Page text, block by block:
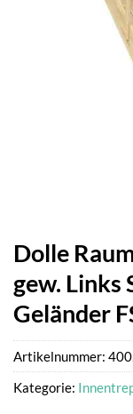
Dolle
gew. Links
Geländer
Artikelnummer:
Kategorie: